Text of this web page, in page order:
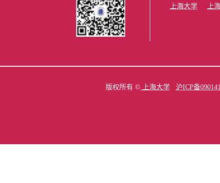
上海大学 上
版权所有 © 上海大学 沪ICP备